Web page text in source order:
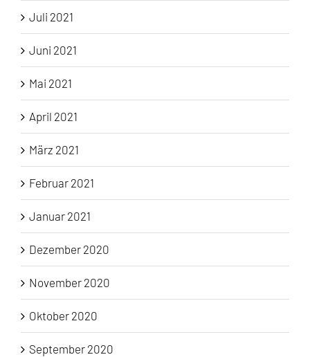
Juli 2021
Juni 2021
Mai 2021
April 2021
März 2021
Februar 2021
Januar 2021
Dezember 2020
November 2020
Oktober 2020
September 2020